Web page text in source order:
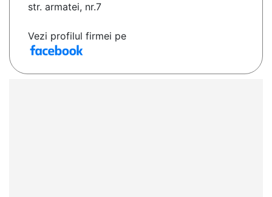
str. armatei, nr.7
Vezi profilul firmei pe